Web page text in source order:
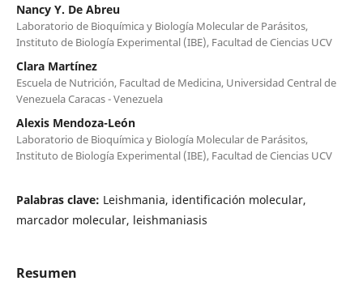
Nancy Y. De Abreu
Laboratorio de Bioquímica y Biología Molecular de Parásitos,
Instituto de Biología Experimental (IBE), Facultad de Ciencias UCV
Clara Martínez
Escuela de Nutrición, Facultad de Medicina, Universidad Central de
Venezuela Caracas - Venezuela
Alexis Mendoza-León
Laboratorio de Bioquímica y Biología Molecular de Parásitos,
Instituto de Biología Experimental (IBE), Facultad de Ciencias UCV
Palabras clave: Leishmania, identificación molecular,
marcador molecular, leishmaniasis
Resumen